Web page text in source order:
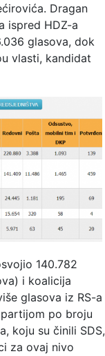
Dragan
ispred HDZ-a
glasova, dok
vlasti, kandidat
140.782
i koalicija
glasova iz RS-a
po broju
koju su činili SDS,
za ovaj nivo